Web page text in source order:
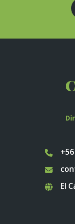
El